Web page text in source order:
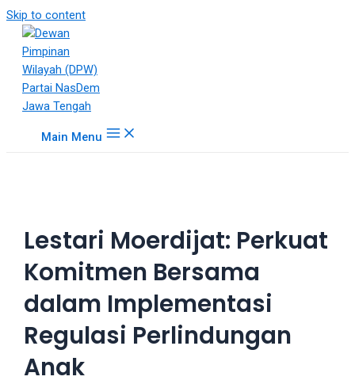
18Tube.tv
free
hosting
service
your
verified
user
upload
porn
videos
Skip to content
Main Menu
Lestari Moerdijat: Perkuat
Komitmen Bersama
dalam Implementasi
Regulasi Perlindungan
Anak